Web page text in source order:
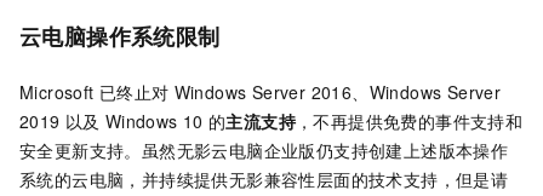
云电脑操作系统限制
Microsoft 已终止对 Windows Server 2016、Windows Server
2019 以及 Windows 10 的主流支持，不再提供免费的事件支持和
安全更新支持。虽然无影云电脑企业版仍支持创建上述版本操作
系统的云电脑，并持续提供无影兼容性层面的技术支持，但是请